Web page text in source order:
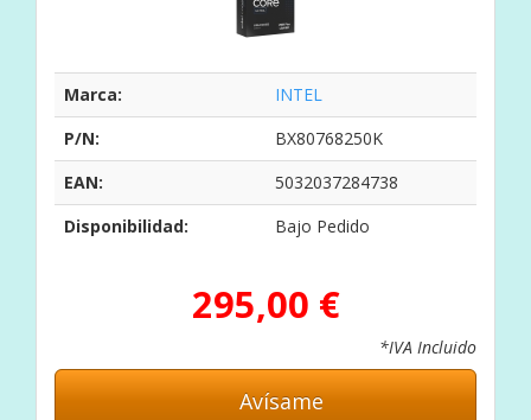
Marca:
INTEL
P/N:
BX80768250K
EAN:
5032037284738
Disponibilidad:
Bajo Pedido
295,00 €
*IVA Incluido
Avísame